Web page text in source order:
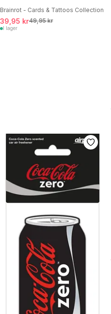
Brainrot - Cards & Tattoos Collection
39,95 kr49,95 kr
I lager